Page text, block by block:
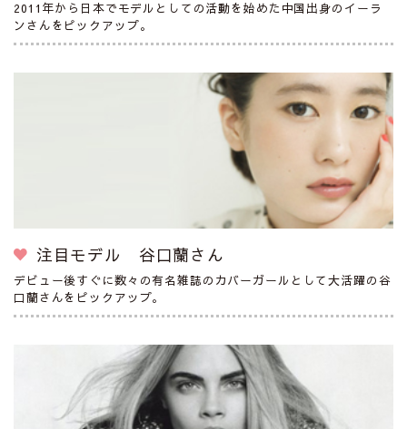
2011年から日本でモデルとしての活動を始めた中国出身のイーラ
ンさんをピックアップ。
注目モデル 谷口蘭さん
デビュー後すぐに数々の有名雑誌のカバーガールとして大活躍の谷
口蘭さんをピックアップ。